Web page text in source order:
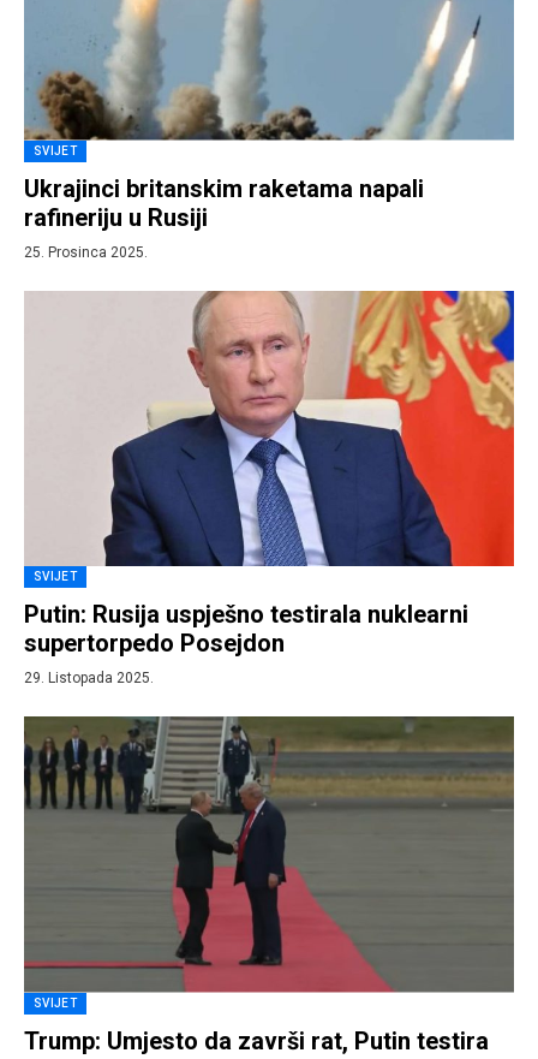
SVIJET
Ukrajinci britanskim raketama napali
rafineriju u Rusiji
25. Prosinca 2025.
SVIJET
Putin: Rusija uspješno testirala nuklearni
supertorpedo Posejdon
29. Listopada 2025.
SVIJET
Trump: Umjesto da završi rat, Putin testira